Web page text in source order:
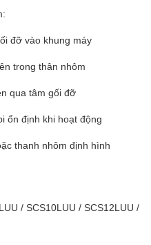
đỡ vào khung máy
trong thân nhôm
qua tâm gối đỡ
ổn định khi hoạt động
thanh nhôm định hình
/ SCS10LUU / SCS12LUU /